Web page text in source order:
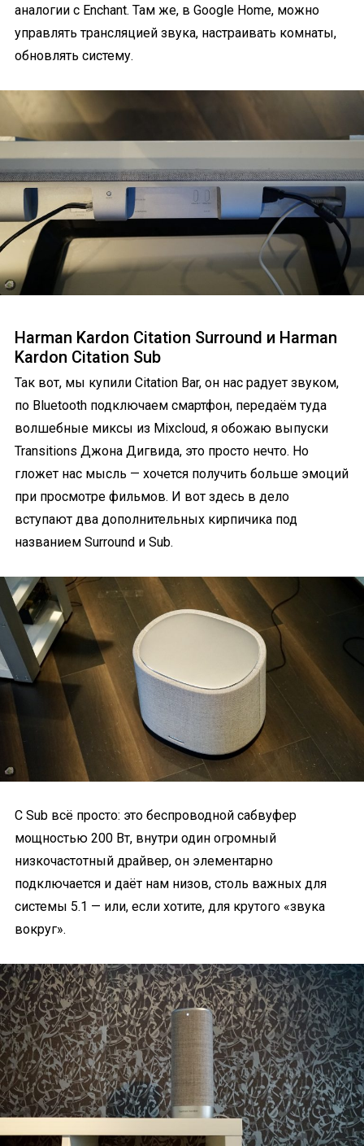
аналогии с Enchant. Там же, в Google Home, можно
управлять трансляцией звука, настраивать комнаты,
обновлять систему.
Harman Kardon Citation Surround и Harman
Kardon Citation Sub
Так вот, мы купили Citation Bar, он нас радует звуком,
по Bluetooth подключаем смартфон, передаём туда
волшебные миксы из Mixcloud, я обожаю выпуски
Transitions Джона Дигвида, это просто нечто. Но
гложет нас мысль — хочется получить больше эмоций
при просмотре фильмов. И вот здесь в дело
вступают два дополнительных кирпичика под
названием Surround и Sub.
С Sub всё просто: это беспроводной сабвуфер
мощностью 200 Вт, внутри один огромный
низкочастотный драйвер, он элементарно
подключается и даёт нам низов, столь важных для
системы 5.1 — или, если хотите, для крутого «звука
вокруг».